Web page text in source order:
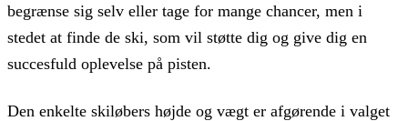
begrænse sig selv eller tage for mange chancer, men i
stedet at finde de ski, som vil støtte dig og give dig en
succesfuld oplevelse på pisten.
Den enkelte skiløbers højde og vægt er afgørende i valget